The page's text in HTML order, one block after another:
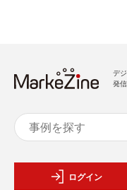
デ
発
ログイン